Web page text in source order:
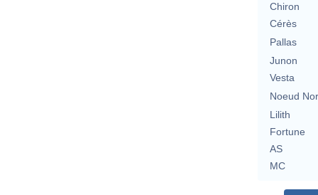
Chiron
Cérès
Pallas
Junon
Vesta
Noeud
Lilith
Fortune
AS
MC